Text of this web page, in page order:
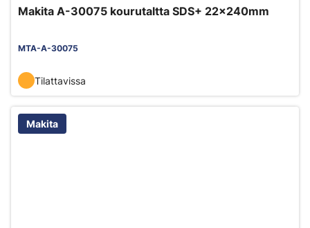
Makita A-30075 kourutaltta SDS+ 22x240mm
MTA-A-30075
Tilattavissa
Makita